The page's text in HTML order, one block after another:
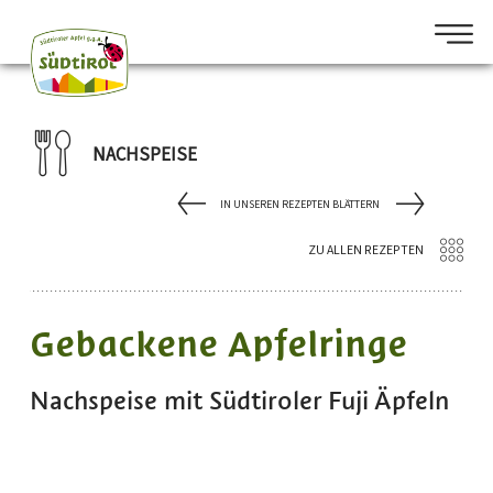
NACHSPEISE
IN UNSEREN REZEPTEN BLÄTTERN
ZU ALLEN REZEPTEN
Gebackene Apfelringe
Nachspeise mit Südtiroler Fuji Äpfeln